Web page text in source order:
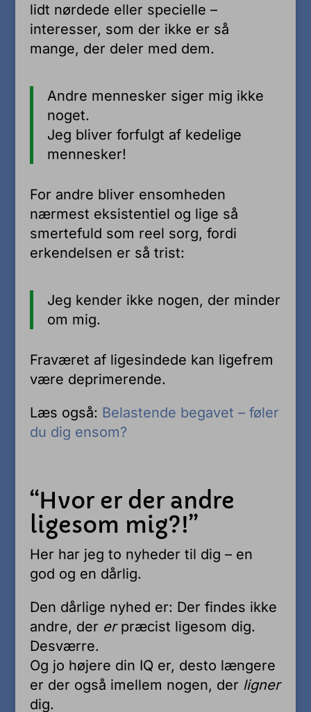
lidt nørdede eller specielle –
interesser, som der ikke er så
mange, der deler med dem.
Andre mennesker siger mig ikke
noget.
Jeg bliver forfulgt af kedelige
mennesker!
For andre bliver ensomheden
nærmest eksistentiel og lige så
smertefuld som reel sorg, fordi
erkendelsen er så trist:
Jeg kender ikke nogen, der minder
om mig.
Fraværet af ligesindede kan ligefrem
være deprimerende.
Læs også: Belastende begavet – føler
du dig ensom?
“Hvor er der andre
ligesom mig?!”
Her har jeg to nyheder til dig – en
god og en dårlig.
Den dårlige nyhed er: Der findes ikke
andre, der erpræcist ligesom dig.
Desværre.
Og jo højere din IQ er, desto længere
er der også imellem nogen, der ligner
dig.